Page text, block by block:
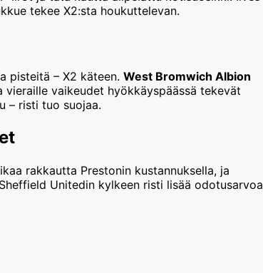
tekee X2:sta houkuttelevan.
pisteitä – X2 käteen. West Bromwich Albion
vaikeudet hyökkäyspäässä tekevät
– risti tuo suojaa.
rakkautta Prestonin kustannuksella, ja
Unitedin kylkeen risti lisää odotusarvoa